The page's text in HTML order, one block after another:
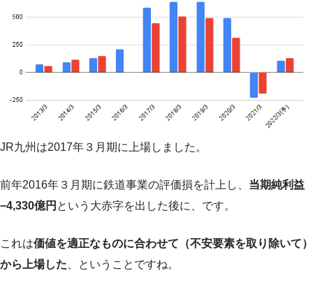
JR九州は2017年３月期に上場しました。
前年2016年３月期に鉄道事業の評価損を計上し、 当期純利益
−4,330億円 という大赤字を出した後に、です。
これは価値を適正なものに合わせて（不安要素を取り除いて）
から上場した 、ということですね。